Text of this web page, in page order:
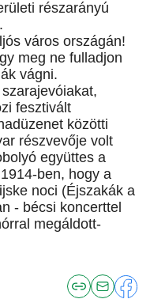
részarányú
város országán!
meg ne fulladjon
vágni.
fesztivált
közötti
részvevője volt
együttes a
ben, hogy a
noci (Éjszakák a
- bécsi koncerttel
megáldott-